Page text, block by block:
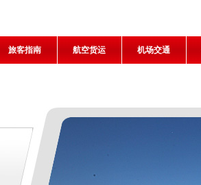
旅客指南 航空货运 机场交通